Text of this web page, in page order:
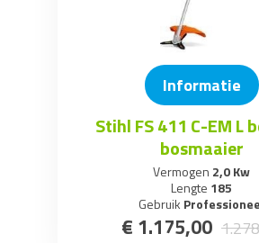
Informatie
Stihl FS 411 C-EM L
bosmaaier
Vermogen 2,0 Kw
Lengte 185
Gebruik
€ 1.175,00 1.278